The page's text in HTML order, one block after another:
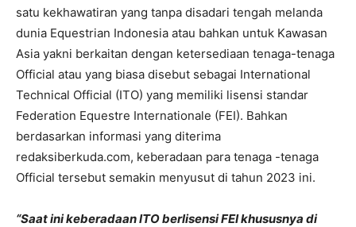
satu kekhawatiran yang tanpa disadari tengah melanda
dunia Equestrian Indonesia atau bahkan untuk Kawasan
Asia yakni berkaitan dengan ketersediaan tenaga-tenaga
Official atau yang biasa disebut sebagai International
Technical Official (ITO) yang memiliki lisensi standar
Federation Equestre Internationale (FEI). Bahkan
berdasarkan informasi yang diterima
redaksiberkuda.com, keberadaan para tenaga -tenaga
Official tersebut semakin menyusut di tahun 2023 ini.
“Saat ini keberadaan ITO berlisensi FEI khususnya di